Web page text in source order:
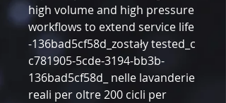
high volume and high pressure
workflows to extend service life
-136bad5cf58d_zostały tested_c
c781905-5cde-3194-bb3b-
136bad5cf58d_ nelle lavanderie
reali per oltre 200 cicli per